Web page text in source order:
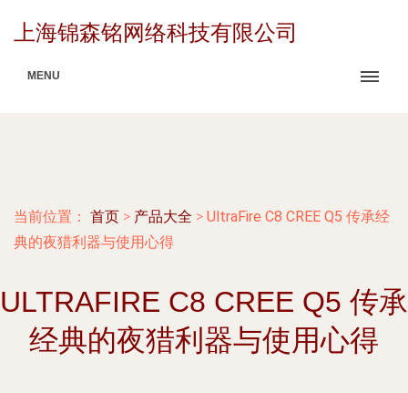
上海锦森铭网络科技有限公司
MENU
当前位置： 首页 > 产品大全 > UltraFire C8 CREE Q5 传承经
典的夜猎利器与使用心得
ULTRAFIRE C8 CREE Q5 传承
经典的夜猎利器与使用心得